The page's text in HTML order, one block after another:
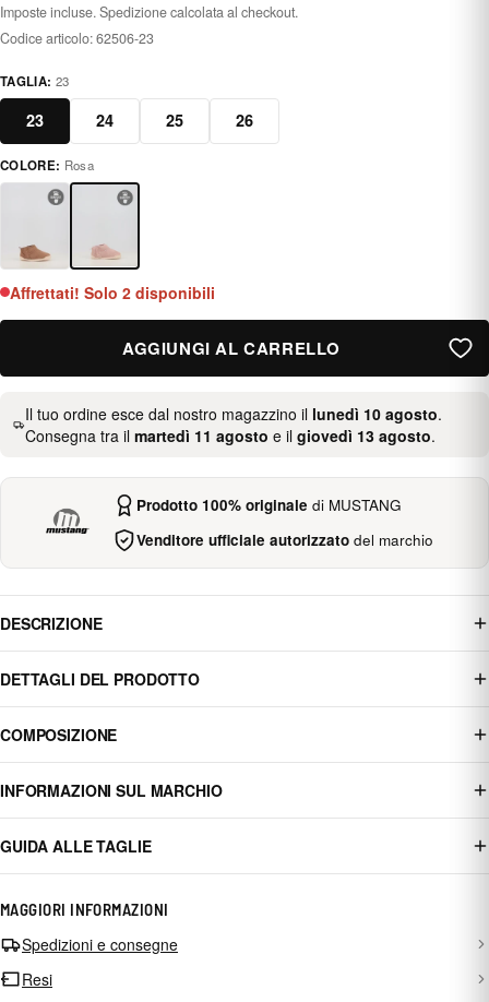
Imposte incluse. Spedizione calcolata al checkout.
Codice articolo:62506-23
TAGLIA: 23
23 24 25 26
rosa
COLORE: Rosa
Affrettati! Solo 2 disponibili
AGGIUNGI AL CARRELLO
Il tuo ordine esce dal nostro magazzino il lunedì 10 agosto.
Consegna tra il martedì 11 agosto e il giovedì 13 agosto.
Prodotto 100% originale di MUSTANG
Venditore ufficiale autorizzatodel marchio
DESCRIZIONE
DETTAGLI DEL PRODOTTO
COMPOSIZIONE
INFORMAZIONI SUL MARCHIO
GUIDA ALLE TAGLIE
MAGGIORI INFORMAZIONI
Spedizioni e consegne
Resi